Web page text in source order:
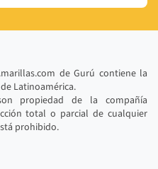
de Gurú contiene la
Latinoamérica.
propiedad de la compañía
total o parcial de cualquier
prohibido.